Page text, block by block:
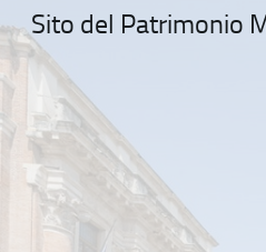
Sito del Patrimonio